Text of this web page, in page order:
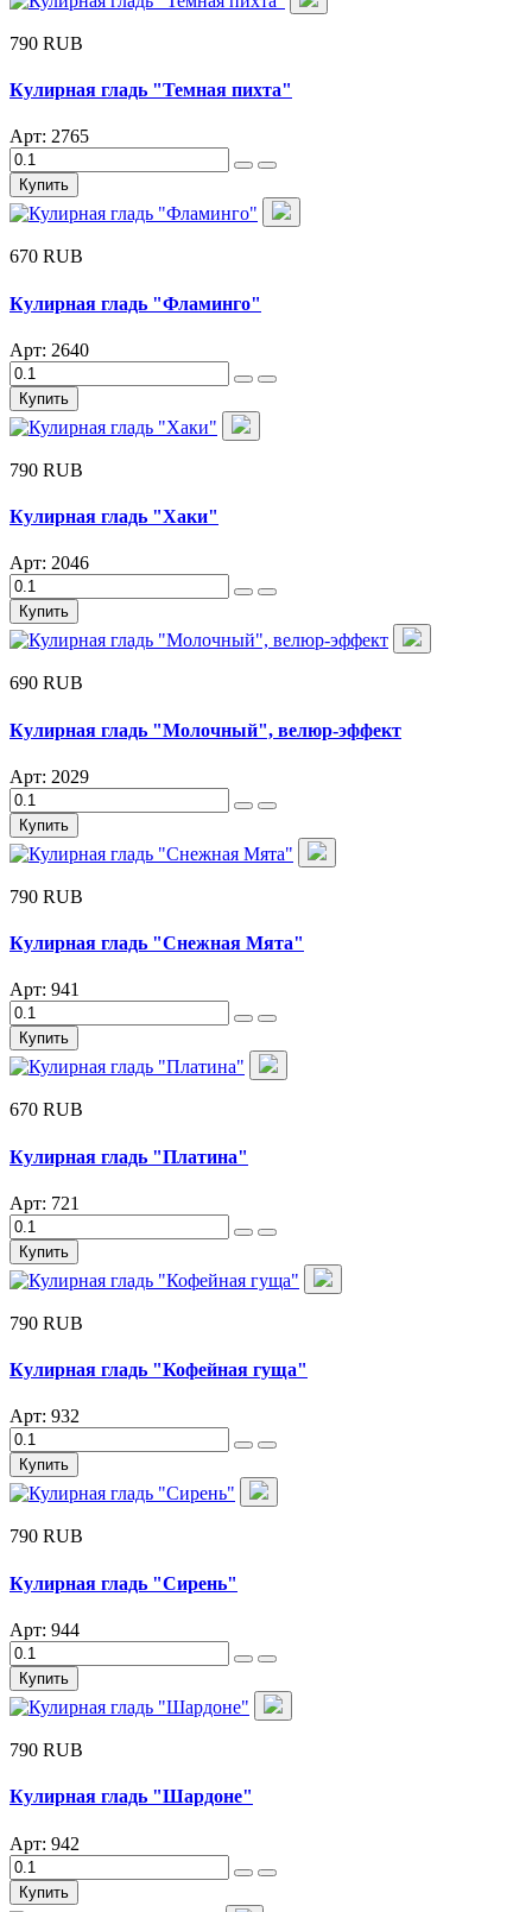
790 RUB
Кулирная гладь "Темная пихта"
Арт: 2765
Купить
670 RUB
Кулирная гладь "Фламинго"
Арт: 2640
Купить
790 RUB
Кулирная гладь "Хаки"
Арт: 2046
Купить
690 RUB
Кулирная гладь "Молочный", велюр-эффект
Арт: 2029
Купить
790 RUB
Кулирная гладь "Снежная Мята"
Арт: 941
Купить
670 RUB
Кулирная гладь "Платина"
Арт: 721
Купить
790 RUB
Кулирная гладь "Кофейная гуща"
Арт: 932
Купить
790 RUB
Кулирная гладь "Сирень"
Арт: 944
Купить
790 RUB
Кулирная гладь "Шардоне"
Арт: 942
Купить